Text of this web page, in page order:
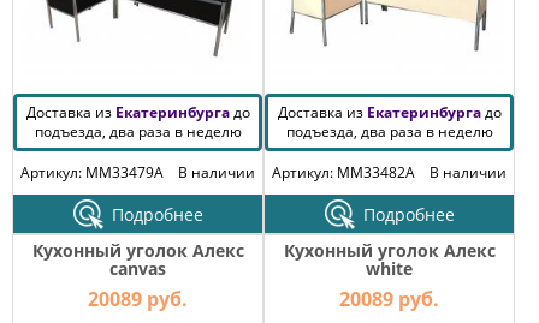
Доставка из Екатеринбургадо
подъезда, два раза в неделю
Артикул: MM33479A
В наличии
Подробнее
Доставка из Екатеринбургадо
подъезда, два раза в неделю
Артикул: MM33482A
В наличии
Подробнее
Кухонный уголок Алекс
canvas
20089 руб.
Кухонный уголок Алекс
white
20089 руб.